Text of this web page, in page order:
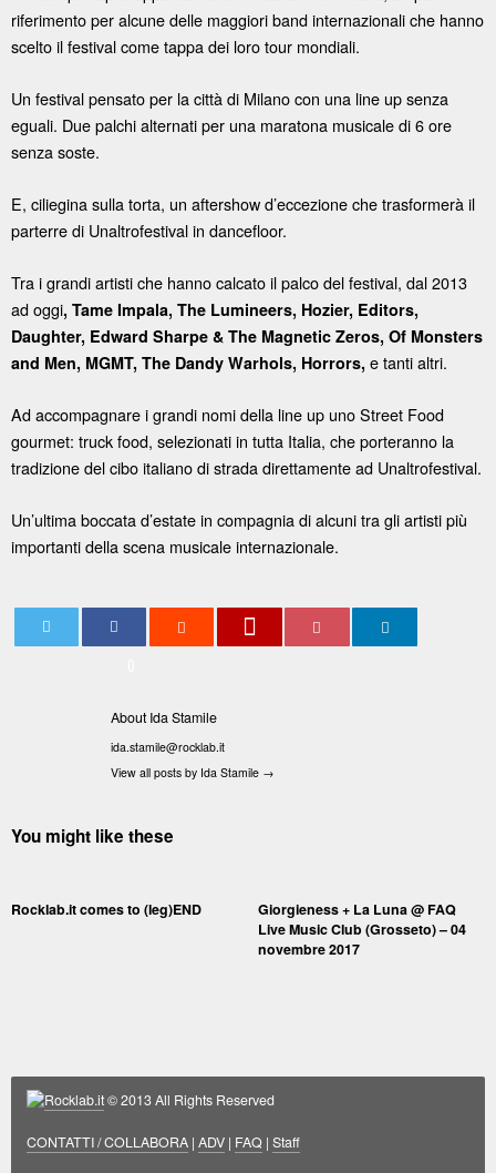
riferimento per alcune delle maggiori band internazionali che hanno
scelto il festival come tappa dei loro tour mondiali.
Un festival pensato per la città di Milano con una line up senza
eguali. Due palchi alternati per una maratona musicale di 6 ore
senza soste.
E, ciliegina sulla torta, un aftershow d’eccezione che trasformerà il
parterre di Unaltrofestival in dancefloor.
Tra i grandi artisti che hanno calcato il palco del festival, dal 2013
ad oggi, Tame Impala, The Lumineers, Hozier, Editors,
Daughter, Edward Sharpe & The Magnetic Zeros, Of Monsters
and Men, MGMT, The Dandy Warhols, Horrors, e tanti altri.
Ad accompagnare i grandi nomi della line up uno Street Food
gourmet: truck food, selezionati in tutta Italia, che porteranno la
tradizione del cibo italiano di strada direttamente ad Unaltrofestival.
Un’ultima boccata d’estate in compagnia di alcuni tra gli artisti più
importanti della scena musicale internazionale.
About Ida Stamile
ida.stamile@rocklab.it
View all posts by Ida Stamile →
You might like these
Rocklab.it comes to (leg)END
Giorgieness + La Luna @ FAQ
Live Music Club (Grosseto) – 04
novembre 2017
Rocklab.it© 2013 All Rights Reserved
CONTATTI / COLLABORA |ADV | FAQ |Staff